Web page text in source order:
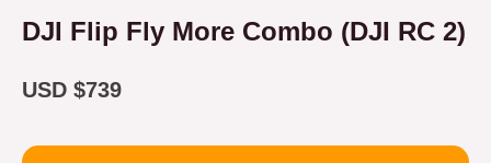
DJI Flip Fly More Combo (DJI RC 2)
USD $739